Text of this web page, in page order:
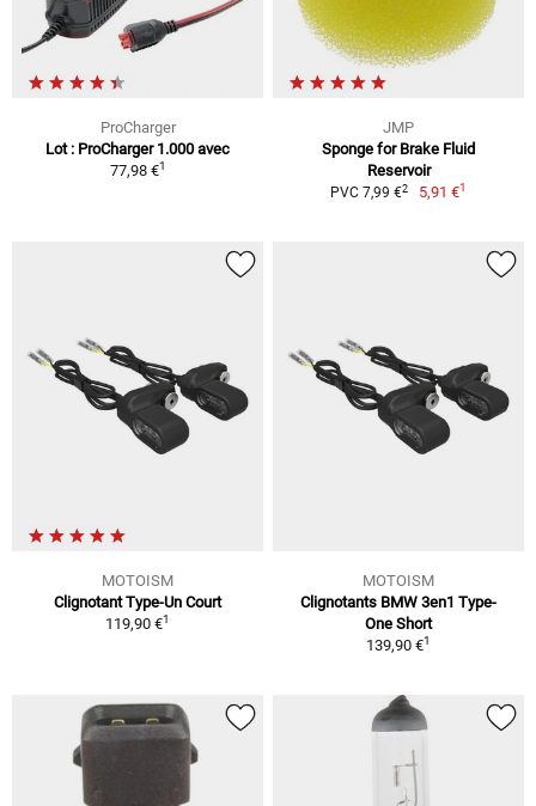
ProCharger
Lot : ProCharger 1.000 avec
77,98 €1
JMP
Sponge for Brake Fluid
Reservoir
PVC 7,99 €2 5,91 €1
MOTOISM
Clignotant Type-Un Court
119,90 €1
MOTOISM
Clignotants BMW 3en1 Type-
One Short
139,90 €1